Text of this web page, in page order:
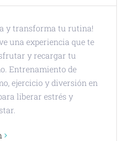
y transforma tu rutina!
una experiencia que te
y recargar tu
Entrenamiento de
ejercicio y diversión en
liberar estrés y